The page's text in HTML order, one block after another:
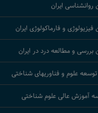
روانشناسی ایران
فیزیولوژی و فارماکولوژی ایران
بررسی و مطالعه درد در ایران
علوم و فناوریهای شناختی
آموزش عالی علوم شناختی